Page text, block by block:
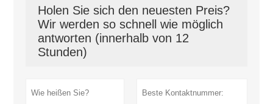
Holen Sie sich den neuesten Preis?
Wir werden so schnell wie möglich
antworten (innerhalb von 12
Stunden)